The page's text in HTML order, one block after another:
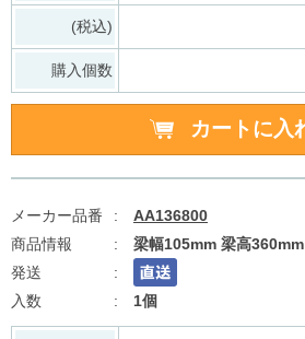
(税込)
購入個数
AA136800
梁幅105mm 梁高360mm
1個